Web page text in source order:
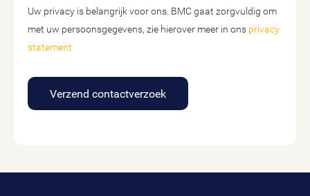
Uw privacy is belangrijk voor ons. BMC gaat zorgvuldig om
met uw persoonsgegevens, zie hierover meer in ons privacy
statement
Verzend contactverzoek